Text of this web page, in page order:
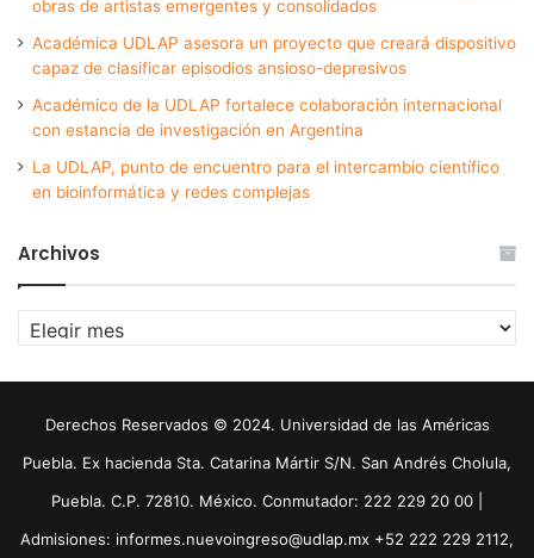
obras de artistas emergentes y consolidados
Académica UDLAP asesora un proyecto que creará dispositivo
capaz de clasificar episodios ansioso-depresivos
Académico de la UDLAP fortalece colaboración internacional
con estancia de investigación en Argentina
La UDLAP, punto de encuentro para el intercambio científico
en bioinformática y redes complejas
Archivos
Archivos
Derechos Reservados © 2024. Universidad de las Américas
Puebla. Ex hacienda Sta. Catarina Mártir S/N. San Andrés Cholula,
Puebla. C.P. 72810. México. Conmutador: 222 229 20 00 |
Admisiones: informes.nuevoingreso@udlap.mx +52 222 229 2112,